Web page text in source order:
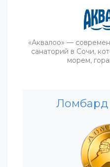
«Аквалоо» —
санаторий в Сочи,
морем,
Ломбард